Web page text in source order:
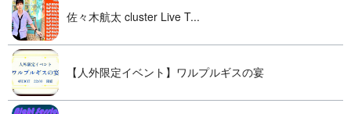
佐々木航太 cluster Live T...
【人外限定イベント】ワルプルギスの宴